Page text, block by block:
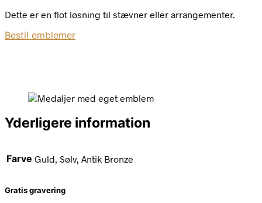
Dette er en flot løsning til stævner eller arrangementer.
Bestil emblemer
Yderligere information
Farve Guld, Sølv, Antik Bronze
Gratis gravering